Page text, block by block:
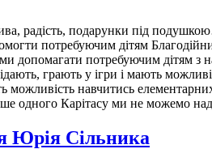
радість, подарунки під
потребуючим дітям
допомагати потребуючим дітям
грають у ігри і мають
можливість навчитись
одного Карітасу ми не можемо
Юрія Сільника